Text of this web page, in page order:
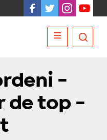
-
de top -